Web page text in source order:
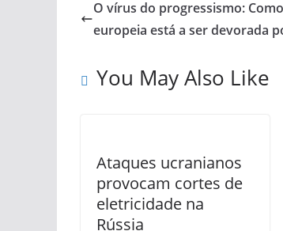
O vírus do progressismo:
europeia está a ser devorada
You May Also Like
Ataques ucranianos
provocam cortes de
eletricidade na
Rússia